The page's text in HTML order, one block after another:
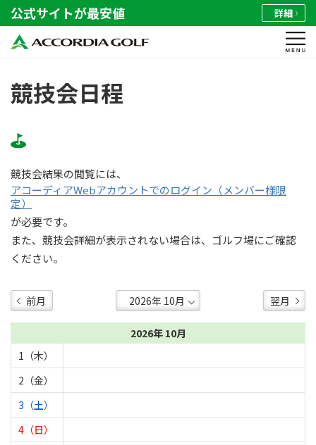
公式サイトが最安値 詳細
競技会日程
競技会結果の閲覧には、
アコーディアWebアカウントでのログイン（メンバー様限
定）
が必要です。
また、競技会詳細が表示されない場合は、ゴルフ場にご確認
ください。
前月 翌月
2026年 10月
1（木）
2（金）
3（土）
4（日）